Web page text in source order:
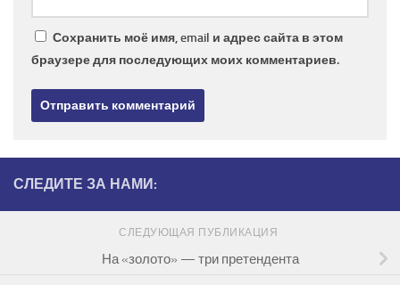
Сохранить моё имя, email и адрес сайта в этом
браузере для последующих моих комментариев.
СЛЕДИТЕ ЗА НАМИ:
СЛЕДУЮЩАЯ ПУБЛИКАЦИЯ
На «золото» — три претендента